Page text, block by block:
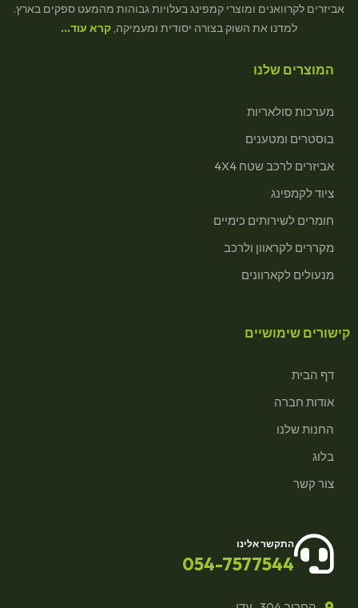
אביזרים לקרוואנים ומוצרי קמפינג בעלויות גבוהות מהמעט ספקים בארץ.
למדנו את השוק בצורה יסודית ומעמיקה, קרא עוד…
המוצרים שלנו
מערכות סולאריות
בוסטרים ומטענים
אביזרים לרכב שטח 4X4
ציוד לקמפינג
חומרים לשירותים כימיים
מקררים לקראוון ולרכב
מנעולים לקארוונים
קישורים שימושיים
דף הבית
אודות חברה
החנות שלנו
בלוג
צור קשר
התקשר אלינו
054-7577544